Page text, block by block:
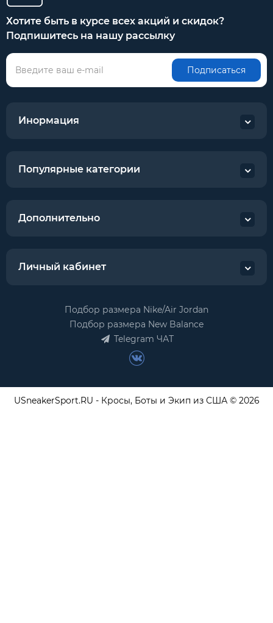
Хотите быть в курсе всех акций и скидок?
Подпишитесь на нашу рассылку
Подписаться
Инормация
Популярные категории
Дополнительно
Личный кабинет
Подбор размера Nike/Air Jordan
Подбор размера New Balance
Telegram ЧАТ
USneakerSport.RU - Кросы, Боты и Экип из США © 2026